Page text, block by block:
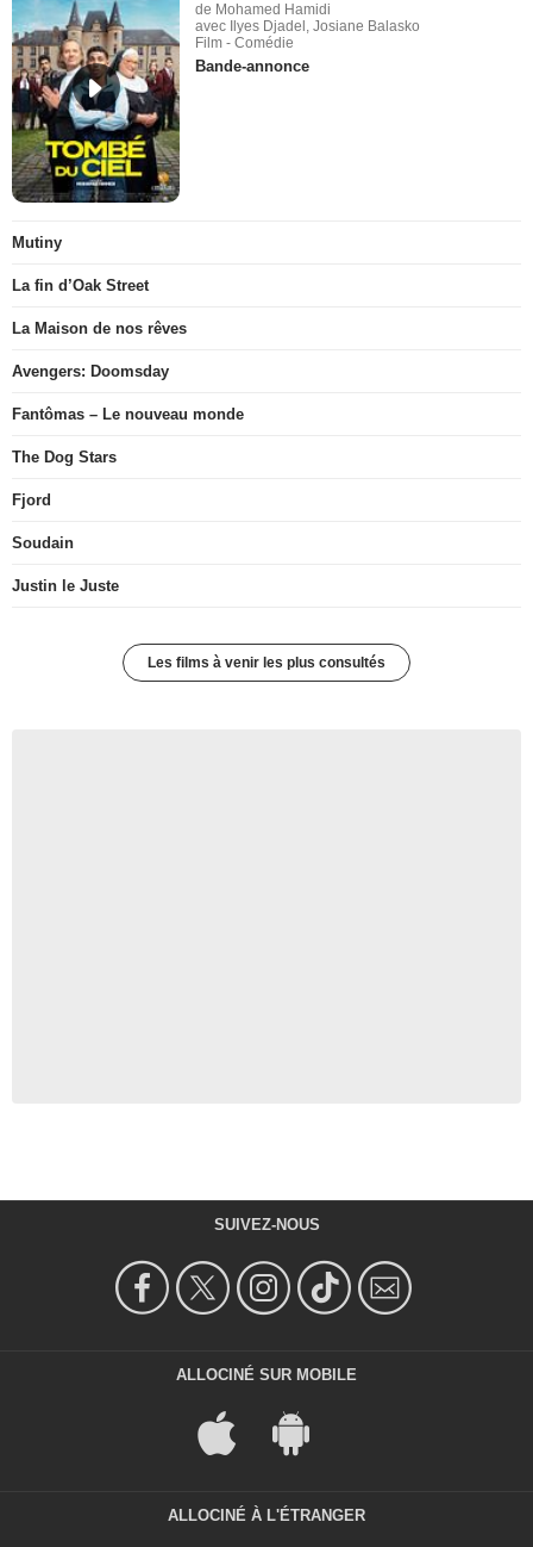
de Mohamed Hamidi
avec Ilyes Djadel, Josiane Balasko
Film - Comédie
Bande-annonce
Mutiny
La fin d’Oak Street
La Maison de nos rêves
Avengers: Doomsday
Fantômas – Le nouveau monde
The Dog Stars
Fjord
Soudain
Justin le Juste
Les films à venir les plus consultés
SUIVEZ-NOUS
ALLOCINÉ SUR MOBILE
ALLOCINÉ À L'ÉTRANGER